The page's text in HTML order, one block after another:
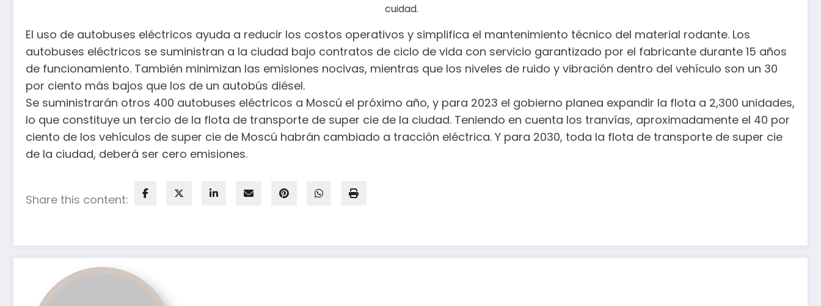
cuidad.
El uso de autobuses eléctricos ayuda a reducir los costos operativos y simplifica el mantenimiento técnico del material rodante. Los
autobuses eléctricos se suministran a la ciudad bajo contratos de ciclo de vida con servicio garantizado por el fabricante durante 15 años
de funcionamiento. También minimizan las emisiones nocivas, mientras que los niveles de ruido y vibración dentro del vehículo son un 30
por ciento más bajos que los de un autobús diésel.
Se suministrarán otros 400 autobuses eléctricos a Moscú el próximo año, y para 2023 el gobierno planea expandir la flota a 2,300 unidades,
lo que constituye un tercio de la flota de transporte de super cie de la ciudad. Teniendo en cuenta los tranvías, aproximadamente el 40 por
ciento de los vehículos de super cie de Moscú habrán cambiado a tracción eléctrica. Y para 2030, toda la flota de transporte de super cie
de la ciudad, deberá ser cero emisiones.
Share this content: